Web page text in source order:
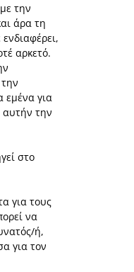
την
άρα τη
αρκετό.
εμένα για
αυτήν την
στο
για τους
να
ή,
για τον